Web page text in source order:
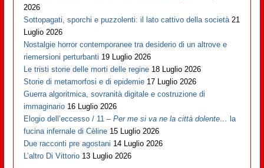
2026
Sottopagati, sporchi e puzzolenti: il lato cattivo della società 21
Luglio 2026
Nostalgie horror contemporanee tra desiderio di un altrove e
riemersioni perturbanti 19 Luglio 2026
Le tristi storie delle morti delle regine 18 Luglio 2026
Storie di metamorfosi e di epidemie 17 Luglio 2026
Guerra algoritmica, sovranità digitale e costruzione di
immaginario 16 Luglio 2026
Elogio dell’eccesso / 11 –Per me si va ne la città dolente… la
fucina infernale di Cèline 15 Luglio 2026
Due racconti pre agostani 14 Luglio 2026
L’altro Di Vittorio 13 Luglio 2026